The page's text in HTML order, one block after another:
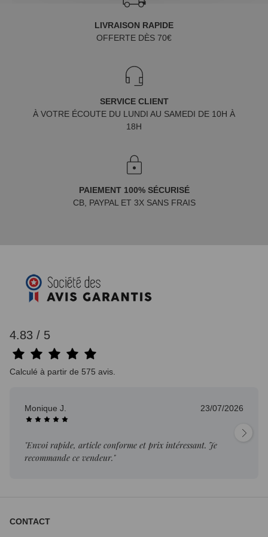
LIVRAISON RAPIDE
OFFERTE DÈS 70€
SERVICE CLIENT
À VOTRE ÉCOUTE DU LUNDI AU SAMEDI DE 10H À
18H
PAIEMENT 100% SÉCURISÉ
CB, PAYPAL ET 3X SANS FRAIS
4.83 / 5
Calculé à partir de 575 avis.
Monique J. 23/07/2026
"Envoi rapide, article conforme et prix intéressant. Je
recommande ce vendeur."
CONTACT